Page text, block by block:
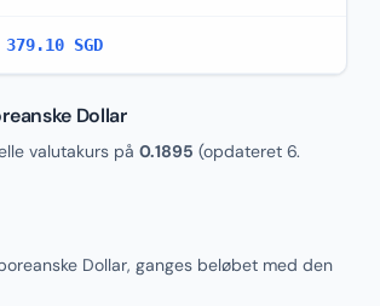
379.10 SGD
Dollar
valutakurs på 0.1895 (opdateret 6.
Dollar, ganges beløbet med den